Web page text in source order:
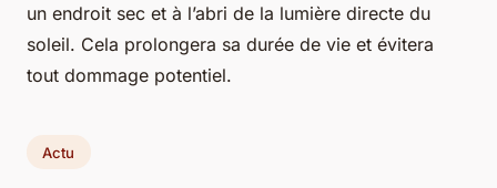
un endroit sec et à l’abri de la lumière directe du
soleil. Cela prolongera sa durée de vie et évitera
tout dommage potentiel.
Actu